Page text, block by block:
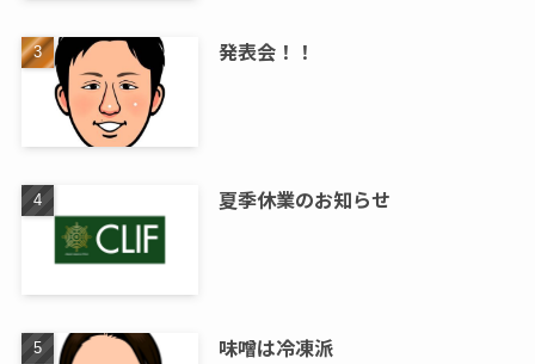
発表会！！
夏季休業のお知らせ
味噌は冷凍派